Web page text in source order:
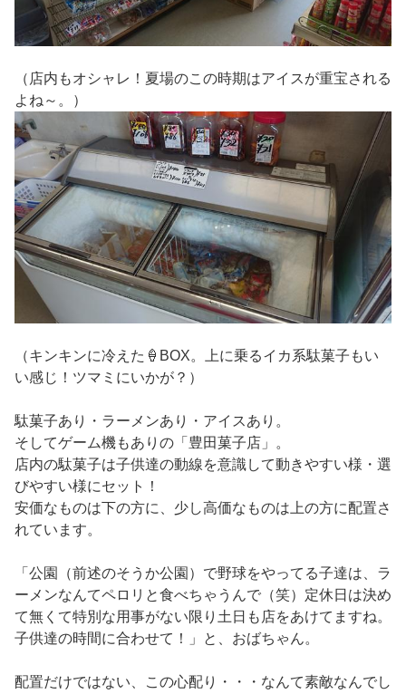
（店内もオシャレ！夏場のこの時期はアイスが重宝される
よね～。）
（キンキンに冷えた🍦BOX。上に乗るイカ系駄菓子もい
い感じ！ツマミにいかが？）
駄菓子あり・ラーメンあり・アイスあり。
そしてゲーム機もありの「豊田菓子店」。
店内の駄菓子は子供達の動線を意識して動きやすい様・選
びやすい様にセット！
安価なものは下の方に、少し高価なものは上の方に配置さ
れています。
「公園（前述のそうか公園）で野球をやってる子達は、ラ
ーメンなんてペロリと食べちゃうんで（笑）定休日は決め
て無くて特別な用事がない限り土日も店をあけてますね。
子供達の時間に合わせて！」と、おばちゃん。
配置だけではない、この心配り・・・なんて素敵なんでし